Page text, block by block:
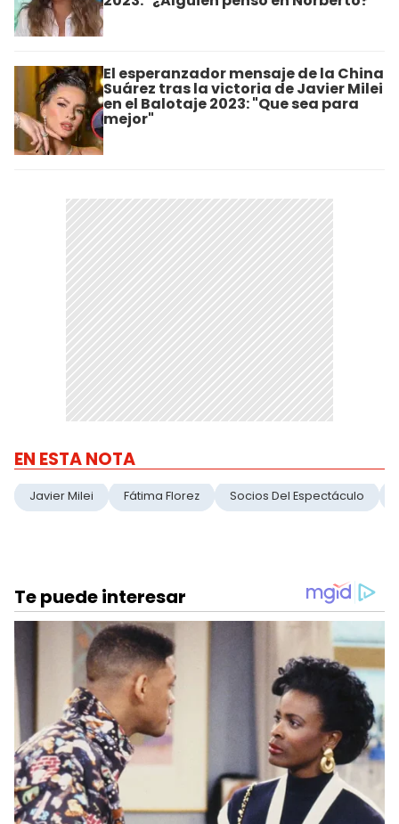
El esperanzador mensaje de la China
Suárez tras la victoria de Javier Milei
en el Balotaje 2023: "Que sea para
mejor"
EN ESTA NOTA
Javier Milei Fátima Florez Socios Del Espectáculo